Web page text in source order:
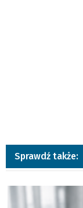
Sprawdź także:
a